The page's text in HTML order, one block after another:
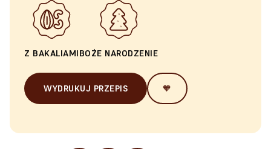
Z BAKALIAMIBOŻE NARODZENIE
WYDRUKUJ PRZEPIS 🧡